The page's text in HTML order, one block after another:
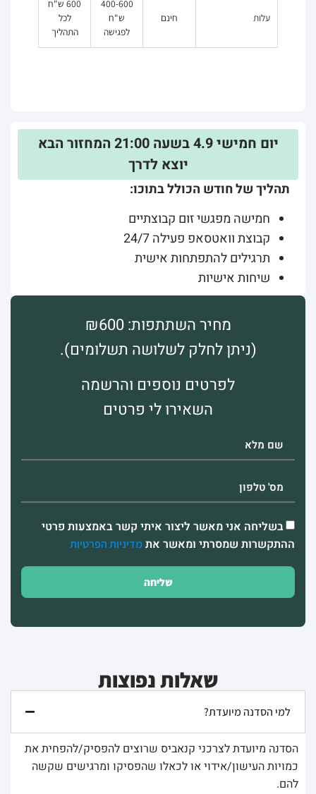
עלות חינם
400-600
ש"ח
לפגישה
600 ש"ח
לכל
התהליך
יום חמישי 4.9 בשעה 21:00 המחזור הבא
יוצא לדרך
תהליך של חודש הכולל בתוכו:
חמישה מפגשי זום קבוצתיים
קבוצת וואטסאפ פעילה 24/7
תרגילים להתפתחות אישית
שיחות אישיות
מחיר השתתפות: ₪600
(ניתן לחלק לשלושה תשלומים).
לפרטים נוספים והרשמה
השאירו לי פרטים
בשליחה אני מאשר ליצור איתי קשר באמצעות פרטי
ההתקשרות שמסרתי ומאשר אתמדיניות הפרטיות
שליחה
שאלות נפוצות
למי הסדנה מיועדת?
הסדנה מיועדת לצרכני קנאביס שרוצים להפסיק/להפחית את
כמויות העישון/אידוי או לכאלו שהפסיקו ומרגישים שקשה
להם.